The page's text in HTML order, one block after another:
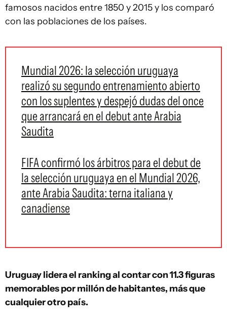
famosos nacidos entre 1850 y 2015 y los comparó
con las poblaciones de los países.
Mundial 2026: la selección uruguaya
realizó su segundo entrenamiento abierto
con los suplentes y despejó dudas del once
que arrancará en el debut ante Arabia
Saudita
FIFA confirmó los árbitros para el debut de
la selección uruguaya en el Mundial 2026,
ante Arabia Saudita: terna italiana y
canadiense
Uruguay lidera el ranking al contar con 11.3 figuras
memorables por millón de habitantes, más que
cualquier otro país.